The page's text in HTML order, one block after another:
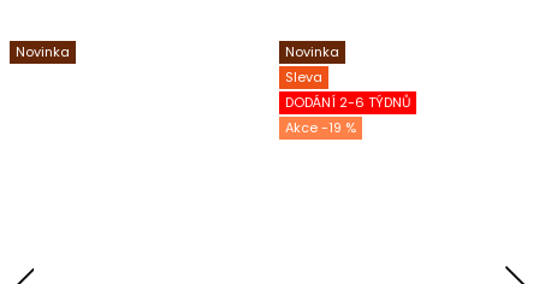
Novinka
Novinka
Sleva
DODÁNÍ 2-6 TÝDNŮ
-19 %